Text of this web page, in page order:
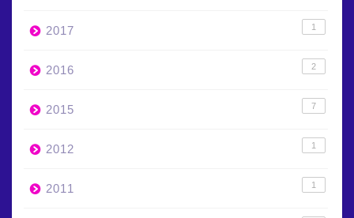
2017 1
2016 2
2015 7
2012 1
2011 1